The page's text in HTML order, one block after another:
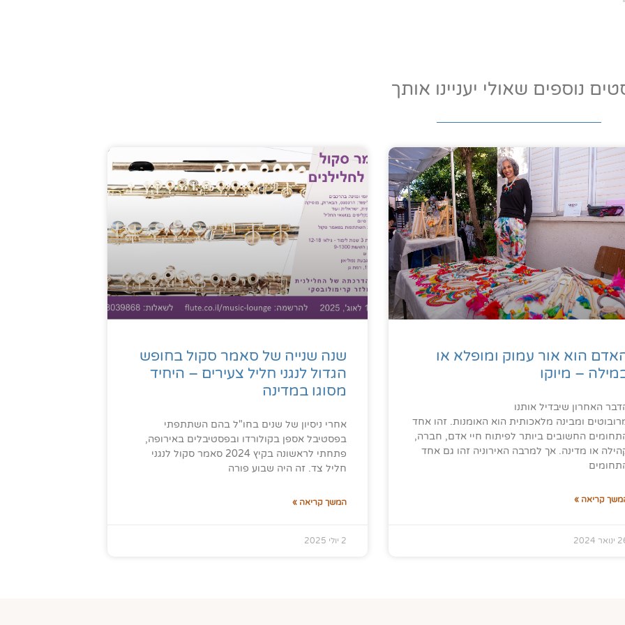
נוספים שאולי יעניינו אותך
הוא אור עמוק ומופלא או
– מיוקו
האחרון שיבדיל אותנו
ומבינה מלאכותית הוא האומנות. זהו אחד
החשובים ביותר לפיתוח חיי אדם, חברה,
או מדינה. אך למרבה האירוניה זהו גם אחד
קריאה »
2024
שנה שנייה של סאמר סקול בחופש
הגדול לנגני חליל צעירים – היחיד
מסוגו במדינה
אחרי ניסיון של שנים בחו"ל בהם השתתפתי
בפסטיבל אספן בקולורדו ובפסטיבלים באירופה,
פתחתי לראשונה בקיץ 2024 סאמר סקול לנגני
חליל צד. זה היה שבוע פורה
המשך קריאה »
2 יולי 2025